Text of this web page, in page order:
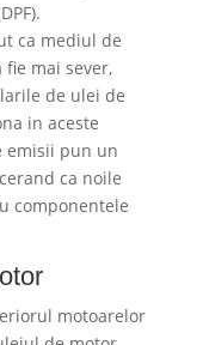
ca mediul de
mai sever,
de ulei de
in aceste
emisii pun un
ca noile
componentele
motoarelor